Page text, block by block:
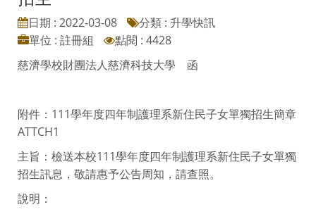
日期 : 2022-03-08
分類 : 升學快訊
單位 : 註冊組
點閱 : 4428
慈濟學校財團法人慈濟科技大學 函
附件：111學年度四年制護理系新住民子女單獨招生簡章
ATTCH1
主旨：檢送本校111學年度四年制護理系新住民子女單獨
招生訊息，敬請惠予公告周知，請查照。
說明：